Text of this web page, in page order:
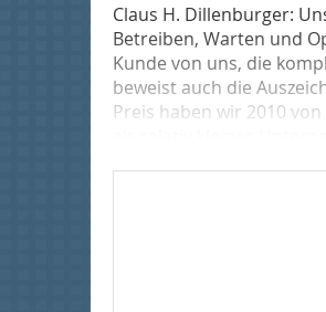
Claus H. Dillenburger:
Betreiben, Warten und
Kunde von uns, die
beweist auch die
Preis haben wir 2010